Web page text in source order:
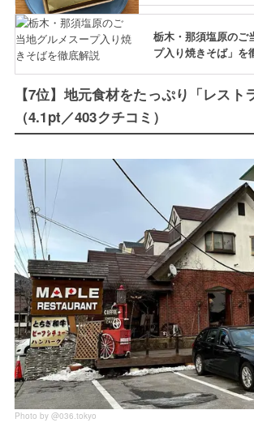
栃木・那須塩原のご
プ入り焼きそば」を
【7位】地元食材をたっぷり「レスト
（4.1pt／403クチコミ）
Photo by @036.tokyo